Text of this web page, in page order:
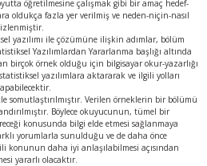
öğretilmesine çalışmak gibi bir amaç hedef-
oldukça fazla yer verilmiş ve neden-niçin-nasıl
izlenmiştir.
yazılımı ile çözümüne ilişkin adımlar, bölüm
Yazılımlardan Yararlanma başlığı altında
birçok örnek olduğu için bilgisayar okur-yazarlığı
yazılımlara aktararak ve ilgili yolları
Verilen örneklerin bir bölümü
Böylece okuyucunun, tümel bir
konusunda bilgi elde etmesi sağlanmaya
yorumlarla sunulduğu ve de daha önce
konunun daha iyi anlaşılabilmesi açısından
yararlı olacaktır.